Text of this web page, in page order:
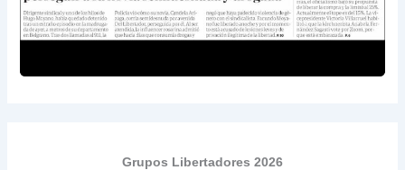
Grupos Libertadores 2026